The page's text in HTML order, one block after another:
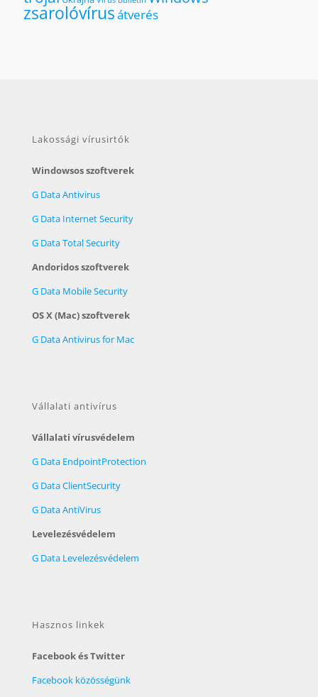
zsarolóvírusátverés
Lakossági vírusirtók
Windowsos szoftverek
G Data Antivirus
G Data Internet Security
G Data Total Security
Andoridos szoftverek
G Data Mobile Security
OS X (Mac) szoftverek
G Data Antivirus for Mac
Vállalati antivírus
Vállalati vírusvédelem
G Data EndpointProtection
G Data ClientSecurity
G Data AntiVirus
Levelezésvédelem
G Data Levelezésvédelem
Hasznos linkek
Facebook és Twitter
Facebook közösségünk